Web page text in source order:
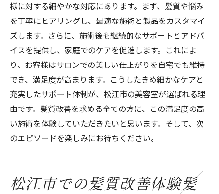
様に対する細やかな対応にあります。まず、髪質や悩み
を丁寧にヒアリングし、最適な施術と製品をカスタマイ
ズします。さらに、施術後も継続的なサポートとアドバ
イスを提供し、家庭でのケアを促進します。これによ
り、お客様はサロンでの美しい仕上がりを自宅でも維持
でき、満足度が高まります。こうしたきめ細かなケアと
充実したサポート体制が、松江市の美容室が選ばれる理
由です。髪質改善を求める全ての方に、この満足度の高
い施術を体験していただきたいと思います。そして、次
のエピソードを楽しみにお待ちください。
松江市での髪質改善体験髪